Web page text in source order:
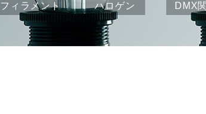
フィラメント ハロゲン
DMX